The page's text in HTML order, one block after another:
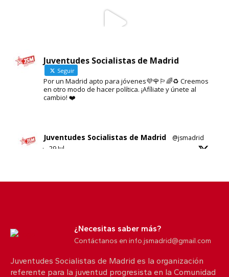
Juventudes Socialistas de Madrid
Seguir
Por un Madrid apto para jóvenes💜🌹🏳️‍🌈♻️ Creemos
en otro modo de hacer política. ¡Afíliate y únete al
cambio! ❤️
Juventudes Socialistas de Madrid
@jsmadrid
·
29 Jul
No sabemos si es esta su solución al problema de
Juventudes Socialistas de Madrid
@jsmadrid
· 25 Jul
¿Necesitas saber más?
Contáctanos en info.jsmadrid@gmail.com
Juventudes Socialistas de Madrid es la organización
referente para la juventud progresista en la Comunidad